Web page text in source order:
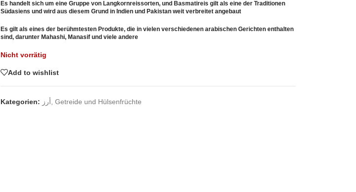
Es handelt sich um eine Gruppe von Langkornreissorten, und Basmatireis gilt als eine der Traditionen
Südasiens und wird aus diesem Grund in Indien und Pakistan weit verbreitet angebaut
Es gilt als eines der berühmtesten Produkte, die in vielen verschiedenen arabischen Gerichten enthalten
sind, darunter Mahashi, Manasif und viele andere
Nicht vorrätig
Add to wishlist
Kategorien: أرز Getreide und Hülsenfrüchte